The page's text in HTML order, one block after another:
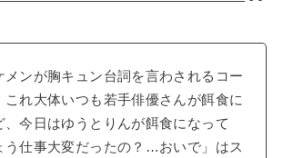
メンが胸キュン台詞を言わされるコー
これ大体いつも若手俳優さんが餌食に
、今日はゆうとりんが餌食になって
仕事大変だったの？…おいで」はス